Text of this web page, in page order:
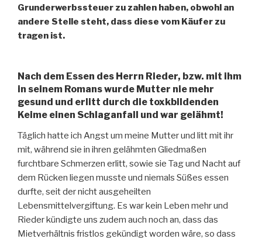
Grunderwerbssteuer zu zahlen haben, obwohl an
andere Stelle steht, dass diese vom Käufer zu
tragen ist.
Nach dem Essen des Herrn Rieder, bzw. mit ihm
in seinem Romans wurde Mutter nie mehr
gesund und erlitt durch die toxkbildenden
Keime einen Schlaganfall und war gelähmt!
Täglich hatte ich Angst um meine Mutter und litt mit ihr
mit, während sie in ihren gelähmten Gliedmaßen
furchtbare Schmerzen erlitt, sowie sie Tag und Nacht auf
dem Rücken liegen musste und niemals Süßes essen
durfte, seit der nicht ausgeheilten
Lebensmittelvergiftung. Es war kein Leben mehr und
Rieder kündigte uns zudem auch noch an, dass das
Mietverhältnis fristlos gekündigt worden wäre, so dass